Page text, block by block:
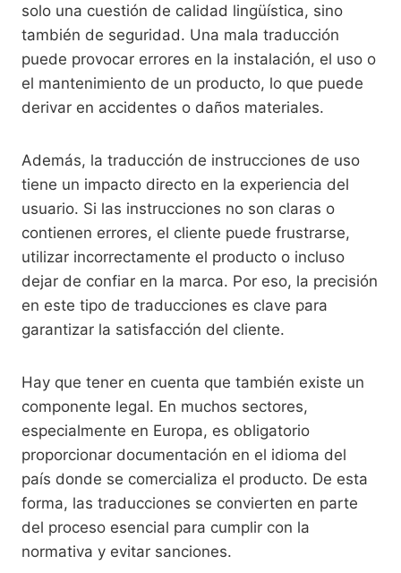
solo una cuestión de calidad lingüística, sino
también de seguridad. Una mala traducción
puede provocar errores en la instalación, el uso o
el mantenimiento de un producto, lo que puede
derivar en accidentes o daños materiales.
Además, la traducción de instrucciones de uso
tiene un impacto directo en la experiencia del
usuario. Si las instrucciones no son claras o
contienen errores, el cliente puede frustrarse,
utilizar incorrectamente el producto o incluso
dejar de confiar en la marca. Por eso, la precisión
en este tipo de traducciones es clave para
garantizar la satisfacción del cliente.
Hay que tener en cuenta que también existe un
componente legal. En muchos sectores,
especialmente en Europa, es obligatorio
proporcionar documentación en el idioma del
país donde se comercializa el producto. De esta
forma, las traducciones se convierten en parte
del proceso esencial para cumplir con la
normativa y evitar sanciones.